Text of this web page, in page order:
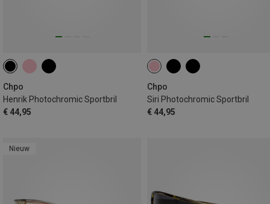
Chpo
Henrik Photochromic Sportbril
€ 44,95
Chpo
Siri Photochromic Sportbril
€ 44,95
Nieuw